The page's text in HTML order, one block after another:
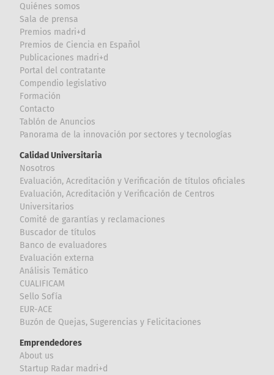
Quiénes somos
Sala de prensa
Premios madri+d
Premios de Ciencia en Español
Publicaciones madri+d
Portal del contratante
Compendio legislativo
Formación
Contacto
Tablón de Anuncios
Panorama de la innovación por sectores y tecnologías
Calidad Universitaria
Nosotros
Evaluación, Acreditación y Verificación de títulos oficiales
Evaluación, Acreditación y Verificación de Centros
Universitarios
Comité de garantías y reclamaciones
Buscador de títulos
Banco de evaluadores
Evaluación externa
Análisis Temático
CUALIFICAM
Sello Sofía
EUR-ACE
Buzón de Quejas, Sugerencias y Felicitaciones
Emprendedores
About us
Startup Radar madri+d